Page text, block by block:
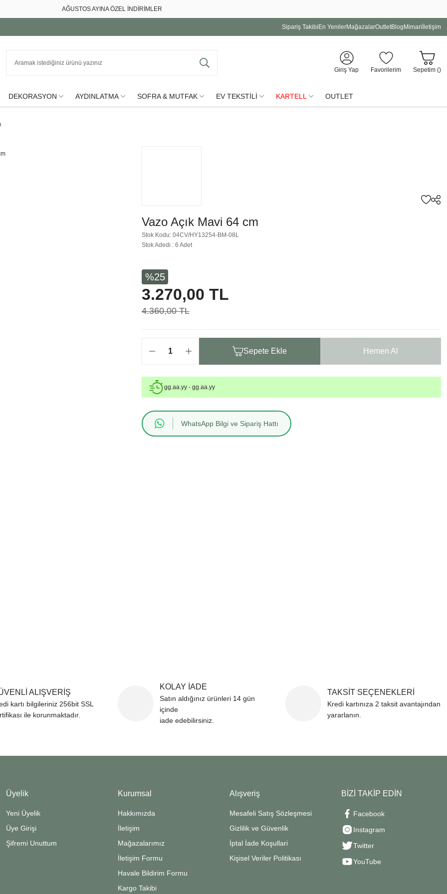
AĞUSTOS AYINA ÖZEL İNDİRİMLER
Sipariş Takibi En YenilerMağazalarOutletBlog Mimari İletişim
Giriş Yap Favorilerim Sepetim ()
DEKORASYON AYDINLATMA SOFRA & MUTFAK EV TEKSTİLİ KARTELL OUTLET
Vazo Açık Mavi 64 cm
Stok Kodu: 04CV/HY13254-BM-08L
Stok Adedi : 6 Adet
%25
3.270,00 TL
4.360,00 TL
Sepete Ekle Hemen Al
gg.aa.yy - gg.aa.yy
WhatsApp Bilgi ve Sipariş Hattı
ALIŞVERİŞ
kartı bilgileriniz 256bit SSL
ile korunmaktadır.
KOLAY İADE
Satın aldığınız ürünleri 14 gün
içinde
iade edebilirsiniz.
TAKSİT SEÇENEKLERİ
Kredi kartınıza 2 taksit avantajından
yararlanın.
Üyelik
Yeni Üyelik
Üye Girişi
Şifremi Unuttum
Kurumsal
Hakkımızda
İletişim
Mağazalarımız
İletişim Formu
Havale Bildirim Formu
Kargo Takibi
Alışveriş
Mesafeli Satış Sözleşmesi
Gizlilik ve Güvenlik
İptal İade Koşullari
Kişisel Veriler Politikası
BİZİ TAKİP EDİN
Facebook
Instagram
Twitter
YouTube